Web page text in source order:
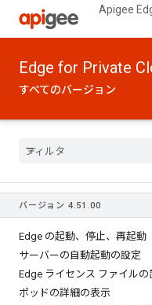
Apigee
Edge for Private
すべてのバージョン
バージョン 4.51 .00
Edge の起動、停止、再起動
サーバーの自動起動の設定
Edge ライセンス ファイルの
ポッドの詳細の表示